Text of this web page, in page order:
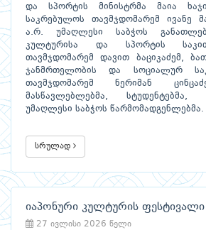
და სპორტის მინისტრმა მაია
საკრებულოს თავმჯდომარემ ივანე
ა.რ. უმაღლესი საბჭოს
კულტურისა და სპორტის
თავმჯდომარემ დავით ბაციკაძემ,
ჯანმრთელობის და სოციალურ
თავმჯდომარემ ნერიმან
მასწავლებლებმა,
უმაღლესი საბჭოს წარმომადგენლებმა.
სრულად
იაპონური კულტურის ფესტივალი
27 ივლისი 2026 წელი